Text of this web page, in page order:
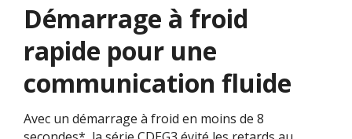
Démarrage à froid
rapide pour une
communication fluide
Avec un démarrage à froid en moins de 8